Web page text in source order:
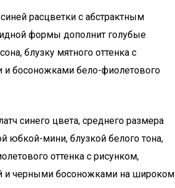
расцветки с абстрактным
формы дополнит голубые
блузку мятного оттенка с
босоножками бело-фиолетового
синего цвета, среднего размера
юбкой-мини, блузкой белого тона,
оттенка с рисунком,
и черными босоножками на широком